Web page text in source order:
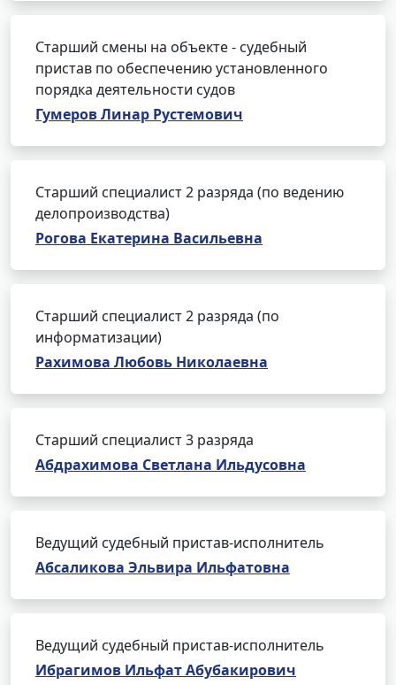
Старший смены на объекте - судебный
пристав по обеспечению установленного
порядка деятельности судов
Гумеров Линар Рустемович
Старший специалист 2 разряда (по ведению
делопроизводства)
Рогова Екатерина Васильевна
Старший специалист 2 разряда (по
информатизации)
Рахимова Любовь Николаевна
Старший специалист 3 разряда
Абдрахимова Светлана Ильдусовна
Ведущий судебный пристав-исполнитель
Абсаликова Эльвира Ильфатовна
Ведущий судебный пристав-исполнитель
Ибрагимов Ильфат Абубакирович